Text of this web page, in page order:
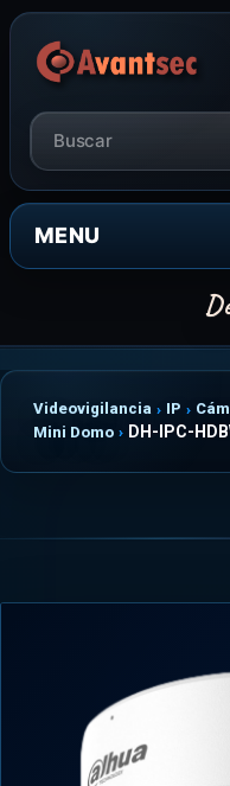
MENU
Videovigilancia IP
Mini Domo
DH-IPC-